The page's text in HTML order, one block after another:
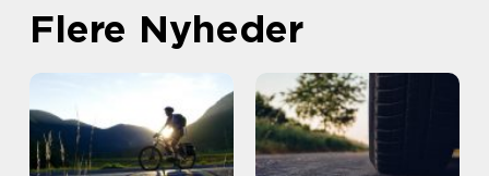
Flere Nyheder